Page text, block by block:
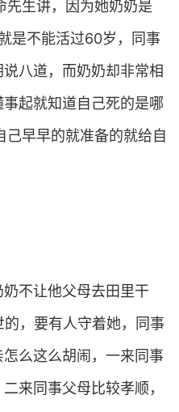
生讲，因为她奶奶是
是不能活过60岁，同事
八道，而奶奶却非常相
起就知道自己死的是哪
早早的就准备的就给自
不让他父母去田里干
，要有人守着她，同事
么这么胡闹，一来同事
来同事父母比较孝顺，